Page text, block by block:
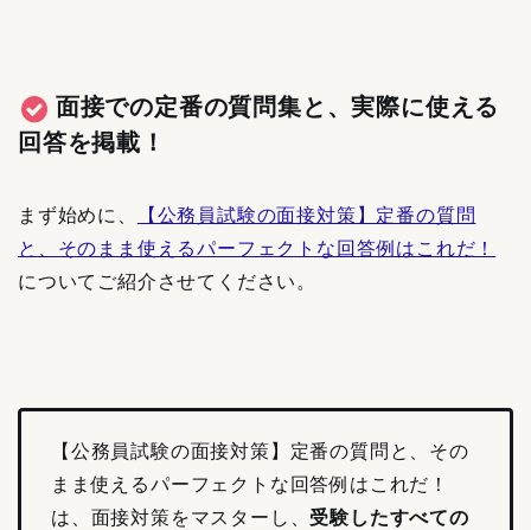
面接での定番の質問集と、実際に使える
回答を掲載！
まず始めに、
【公務員試験の面接対策】定番の質問
と、そのまま使えるパーフェクトな回答例はこれだ！
についてご紹介させてください。
【公務員試験の面接対策】定番の質問と、その
まま使えるパーフェクトな回答例はこれだ！
は、面接対策をマスターし、 受験したすべての